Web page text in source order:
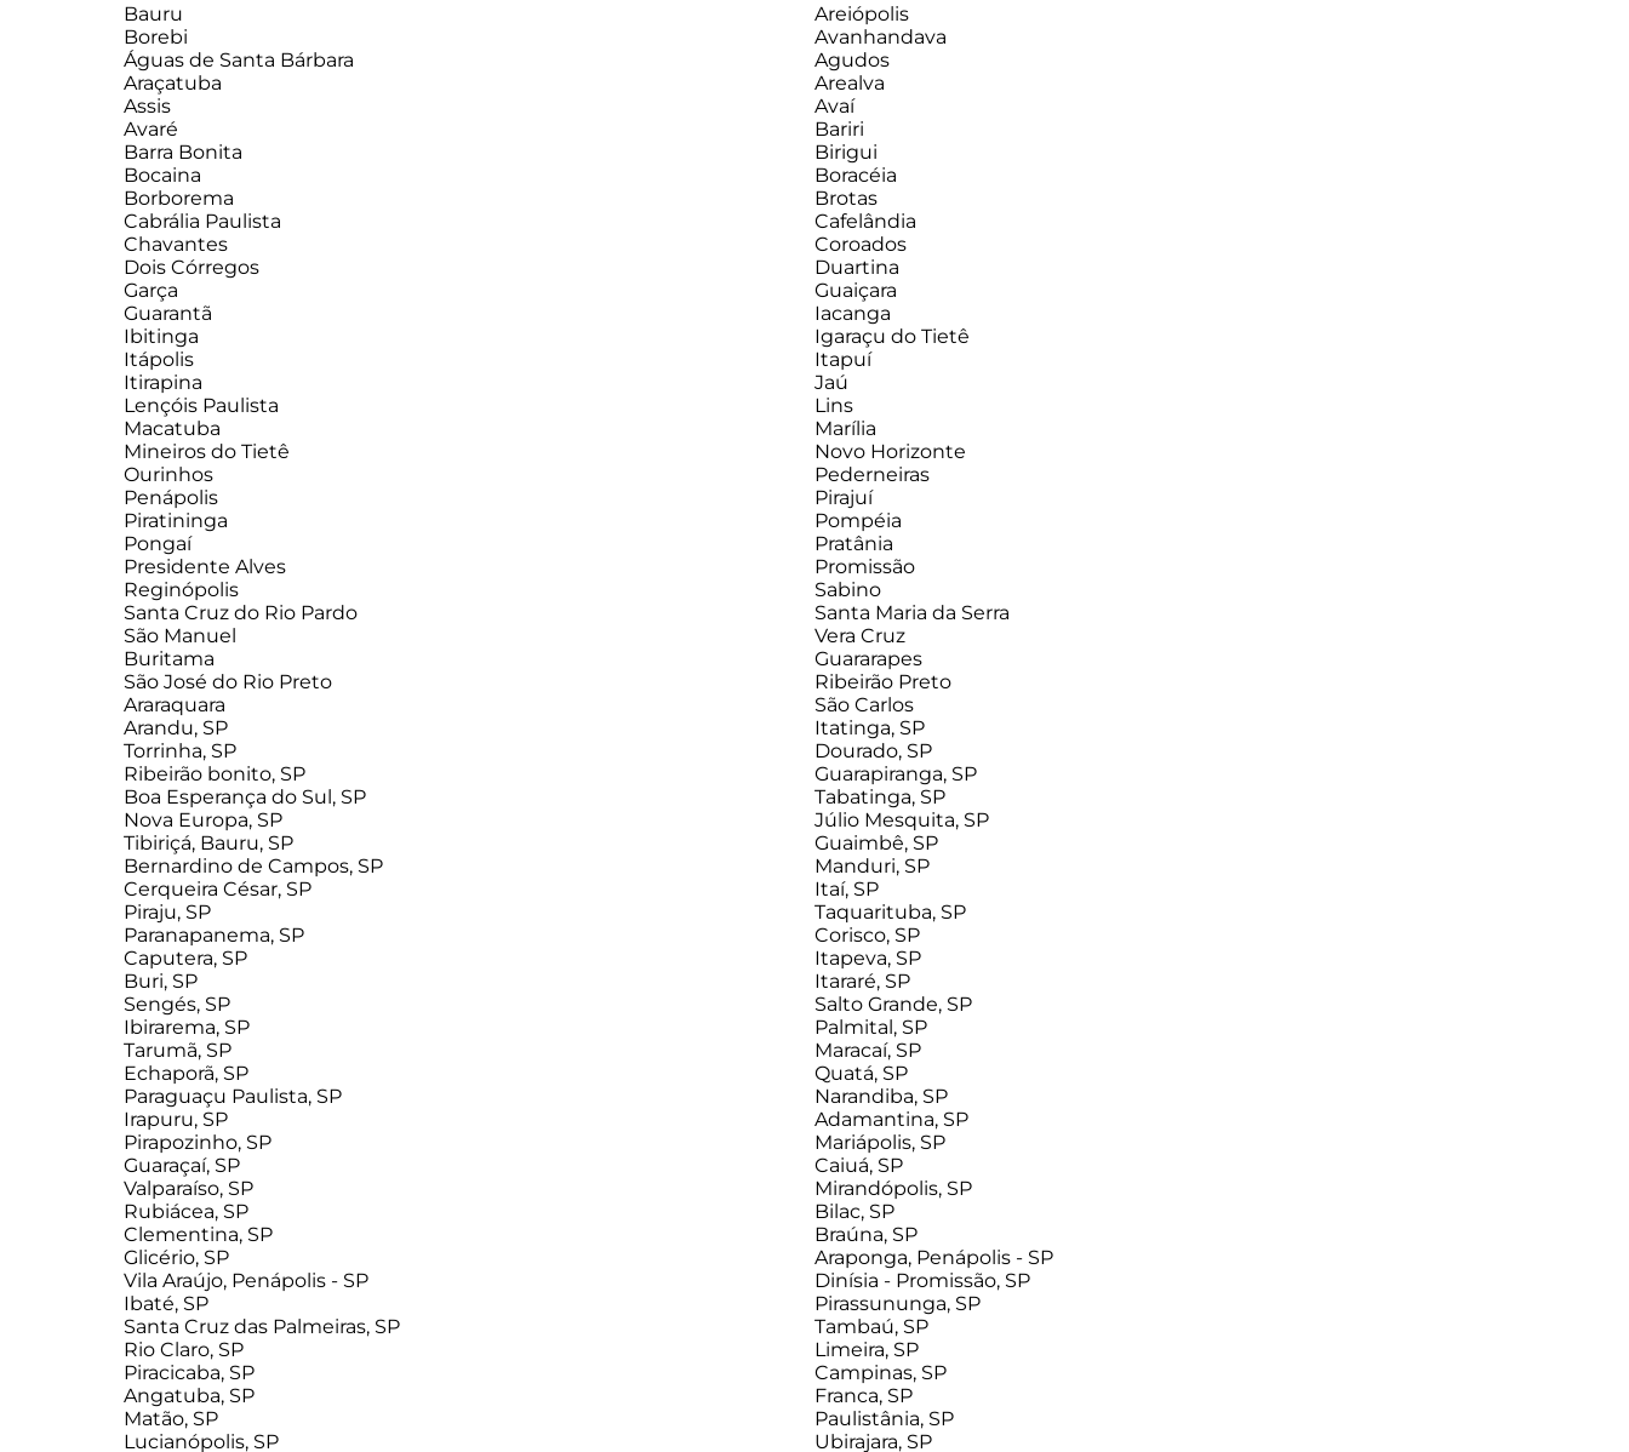
Bauru
Areiópolis
Borebi
Avanhandava
Águas de Santa Bárbara
Agudos
Araçatuba
Arealva
Assis
Avaí
Avaré
Bariri
Barra Bonita
Birigui
Bocaina
Boracéia
Borborema
Brotas
Cabrália Paulista
Cafelândia
Chavantes
Coroados
Dois Córregos
Duartina
Garça
Guaiçara
Guarantã
Iacanga
Ibitinga
Igaraçu do Tietê
Itápolis
Itapuí
Itirapina
Jaú
Lençóis Paulista
Lins
Macatuba
Marília
Mineiros do Tietê
Novo Horizonte
Ourinhos
Pederneiras
Penápolis
Pirajuí
Piratininga
Pompéia
Pongaí
Pratânia
Presidente Alves
Promissão
Reginópolis
Sabino
Santa Cruz do Rio Pardo
Santa Maria da Serra
São Manuel
Vera Cruz
Buritama
Guararapes
São José do Rio Preto
Ribeirão Preto
Araraquara
São Carlos
Arandu, SP
Itatinga, SP
Torrinha, SP
Dourado, SP
Ribeirão bonito, SP
Guarapiranga, SP
Boa Esperança do Sul, SP
Tabatinga, SP
Nova Europa, SP
Júlio Mesquita, SP
Tibiriçá, Bauru, SP
Guaimbê, SP
Bernardino de Campos, SP
Manduri, SP
Cerqueira César, SP
Itaí, SP
Piraju, SP
Taquarituba, SP
Paranapanema, SP
Corisco, SP
Caputera, SP
Itapeva, SP
Buri, SP
Itararé, SP
Sengés, SP
Salto Grande, SP
Ibirarema, SP
Palmital, SP
Tarumã, SP
Maracaí, SP
Echaporã, SP
Quatá, SP
Paraguaçu Paulista, SP
Narandiba, SP
Irapuru, SP
Adamantina, SP
Pirapozinho, SP
Mariápolis, SP
Guaraçaí, SP
Caiuá, SP
Valparaíso, SP
Mirandópolis, SP
Rubiácea, SP
Bilac, SP
Clementina, SP
Braúna, SP
Glicério, SP
Araponga, Penápolis - SP
Vila Araújo, Penápolis - SP
Dinísia - Promissão, SP
Ibaté, SP
Pirassununga, SP
Santa Cruz das Palmeiras, SP
Tambaú, SP
Rio Claro, SP
Limeira, SP
Piracicaba, SP
Campinas, SP
Angatuba, SP
Franca, SP
Matão, SP
Paulistânia, SP
Lucianópolis, SP
Ubirajara, SP